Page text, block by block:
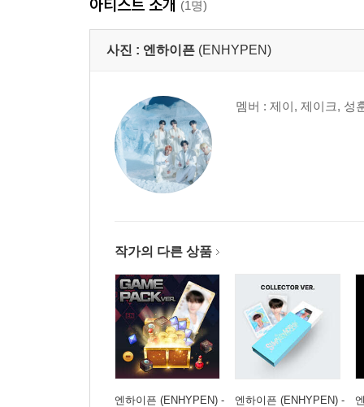
아티스트 소개 (1명)
사진 : 엔하이픈 (ENHYPEN)
멤버 : 제이, 제이크, 성
작가의 다른 상품
엔하이픈 (ENHYPEN) -
엔하이픈 (ENHYPEN) -